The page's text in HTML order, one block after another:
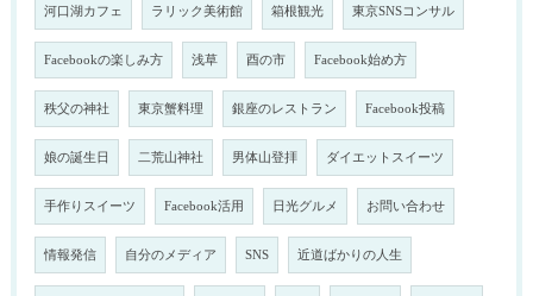
河口湖カフェ ラリック美術館 箱根観光 東京SNSコンサル
Facebookの楽しみ方 浅草 酉の市 Facebook始め方
秩父の神社 東京蟹料理 銀座のレストラン Facebook投稿
娘の誕生日 二荒山神社 男体山登拝 ダイエットスイーツ
手作りスイーツ Facebook活用 日光グルメ お問い合わせ
情報発信 自分のメディア SNS 近道ばかりの人生